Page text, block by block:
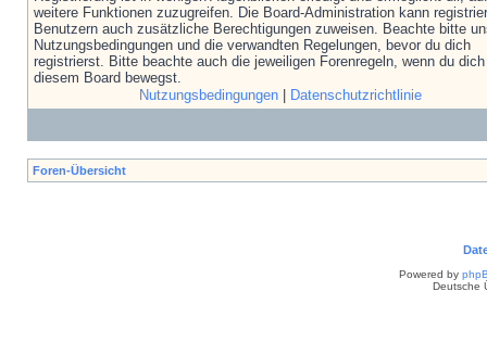
weitere Funktionen zuzugreifen. Die Board-Administration kann
Benutzern auch zusätzliche Berechtigungen zuweisen. Beachte bitte
Nutzungsbedingungen und die verwandten Regelungen, bevor du dich
registrierst. Bitte beachte auch die jeweiligen Forenregeln, wenn du
diesem Board bewegst.
Nutzungsbedingungen| Datenschutzrichtlinie
Foren-Übersicht
Powered by
Deutsche